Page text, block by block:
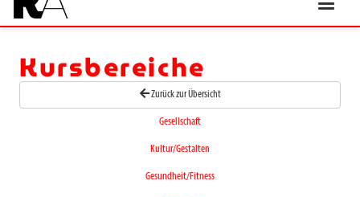
Kursbereiche
Zurück zur Übersicht
Gesellschaft
Kultur/Gestalten
Gesundheit/Fitness